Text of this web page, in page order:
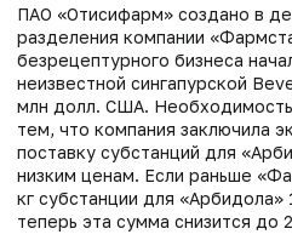
ПАО «Отисифарм» создано в
разделения компании
безрецептурного бизнеса
неизвестной сингапурской
млн долл. США. Необходимость
тем, что компания заключила
поставку субстанций для
низким ценам. Если раньше
кг субстанции для
теперь эта сумма снизится до